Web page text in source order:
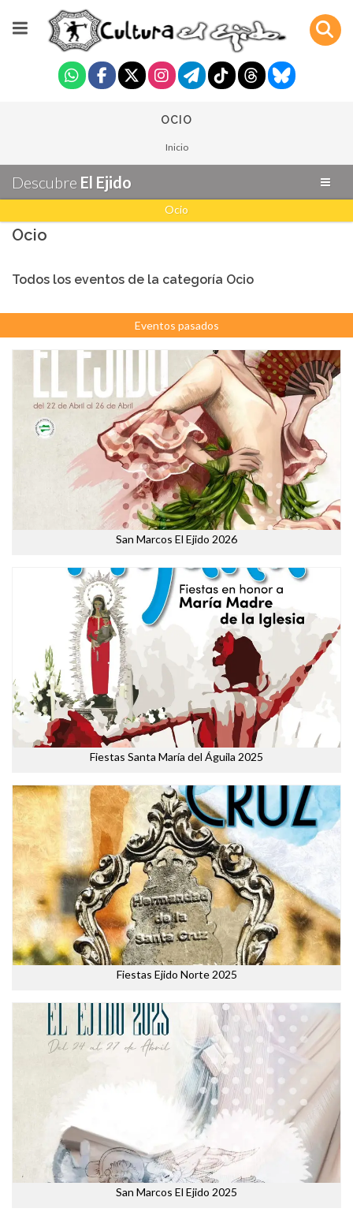
OCIO
Inicio
Descubre El Ejido
Ocio
Ocio
Todos los eventos de la categoría Ocio
Eventos pasados
San Marcos El Ejido 2026
Fiestas Santa María del Águila 2025
Fiestas Ejido Norte 2025
San Marcos El Ejido 2025